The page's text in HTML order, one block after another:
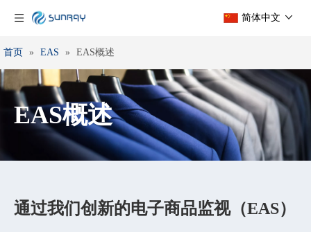
简体中文
首页 » EAS » EAS概述
EAS概述
通过我们创新的电子商品监视（EAS）